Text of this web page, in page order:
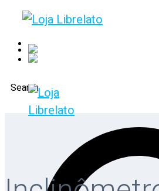
Representantes
Search